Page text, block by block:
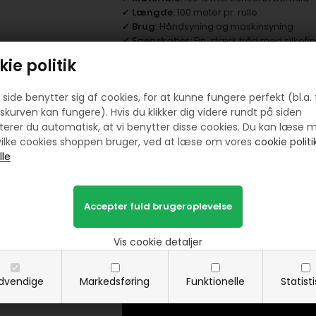
politik
side benytter sig af cookies, for at kunne fungere perfekt (bl.a.
kan fungere). Hvis du klikker dig videre rundt på siden
du automatisk, at vi benytter disse cookies. Du kan læse
cookies shoppen bruger, ved at læse om vores cookie
Markedsføring Funktionelle
Vis cookie detaljer
✔ Længde:100 meter pr. rulle
✔ Brug:Håndsyning og maskinsyning
✔Egenskaber:Fin, stærk tråd med
✅Patchwork & quiltning– Skaber fine,
✅ Tøj- og tekstilsyning– Perfekt til
✅
Applikationer & broderi– Tilføjer et
Reparation & tilpasning
– Ideel til
🌟Bestil din sytråd i dag, og løft dine